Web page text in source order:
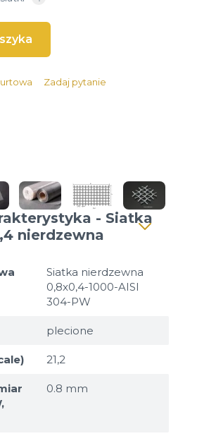
Zadaj pytanie
- Siatka
nierdzewna
Siatka nierdzewna
0,8x0,4-1000-AISI
304-PW
plecione
21,2
0.8 mm